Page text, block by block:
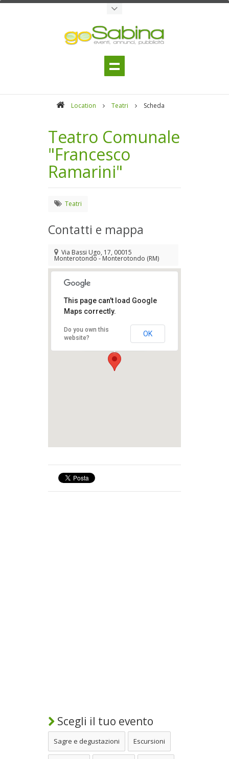
Location Teatri Scheda
Teatro Comunale
"Francesco
Ramarini"
Teatri
Contatti e mappa
Via Bassi Ugo, 17, 00015
Monterotondo - Monterotondo (RM)
Teatro Comunale
"Francesco Ramarini"
This page can't load Google
Maps correctly.
Do you own this
website?
OK
Scegli il tuo evento
Sagre e degustazioni Escursioni